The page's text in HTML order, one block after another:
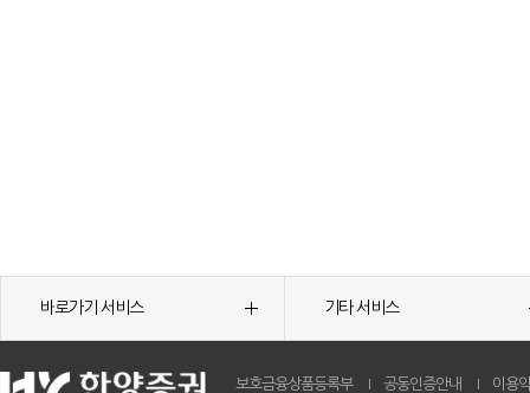
바로가기 서비스 기타 서비스
보호금융상품등록부 공동인증안내 이용